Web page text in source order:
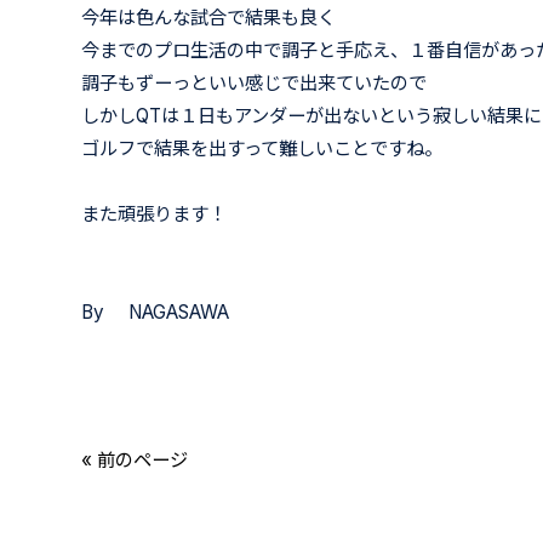
今年は色んな試合で結果も良く
今までのプロ生活の中で調子と手応え、１番自信があっ
調子もずーっといい感じで出来ていたので
しかしQTは１日もアンダーが出ないという寂しい結果に
ゴルフで結果を出すって難しいことですね。
また頑張ります！
By NAGASAWA
« 前のページ